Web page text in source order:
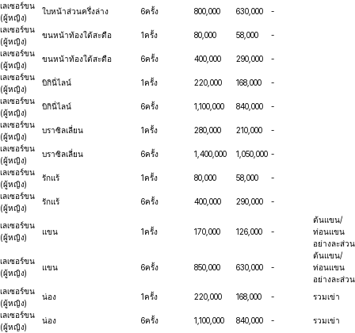
เลเซอร์ขน
(ผู้หญิง)
ใบหน้าส่วนครึ่งล่าง 6ครั้ง 800,000 630,000 -
เลเซอร์ขน
(ผู้หญิง)
ขนหน้าท้องใต้สะดือ 1ครั้ง 80,000 58,000 -
เลเซอร์ขน
(ผู้หญิง)
ขนหน้าท้องใต้สะดือ 6ครั้ง 400,000 290,000 -
เลเซอร์ขน
(ผู้หญิง)
บิกินี่ไลน์ 1ครั้ง 220,000 168,000 -
เลเซอร์ขน
(ผู้หญิง)
บิกินี่ไลน์ 6ครั้ง 1,100,000 840,000 -
เลเซอร์ขน
(ผู้หญิง)
บราซิลเลี่ยน 1ครั้ง 280,000 210,000 -
เลเซอร์ขน
(ผู้หญิง)
บราซิลเลี่ยน 6ครั้ง 1,400,000 1,050,000 -
เลเซอร์ขน
(ผู้หญิง)
รักแร้ 1ครั้ง 80,000 58,000 -
เลเซอร์ขน
(ผู้หญิง)
รักแร้ 6ครั้ง 400,000 290,000 -
เลเซอร์ขน
(ผู้หญิง)
แขน 1ครั้ง 170,000 126,000 -
ต้นแขน/
ท่อนแขน
อย่างละส่วน
เลเซอร์ขน
(ผู้หญิง)
แขน 6ครั้ง 850,000 630,000 -
ต้นแขน/
ท่อนแขน
อย่างละส่วน
เลเซอร์ขน
(ผู้หญิง)
น่อง 1ครั้ง 220,000 168,000 - รวมเข่า
เลเซอร์ขน
(ผู้หญิง)
น่อง 6ครั้ง 1,100,000 840,000 - รวมเข่า